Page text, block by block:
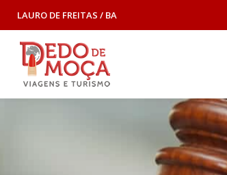
LAURO DE FREITAS / BA